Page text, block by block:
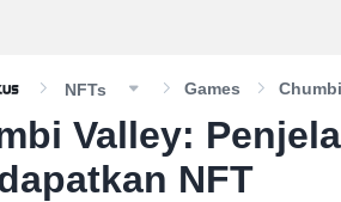
NFTs Games
Valley:
NFT